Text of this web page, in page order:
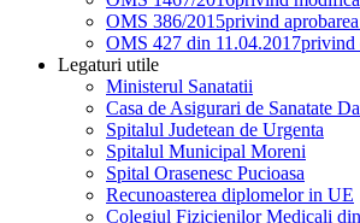
OMS 386/2015privind
OMS 427 din 11.04.2017privind
Legaturi utile
Ministerul Sanatatii
Casa de Asigurari de Sanatate
Spitalul Judetean de Urgenta
Spitalul Municipal Moreni
Spital Orasenesc Pucioasa
Recunoasterea diplomelor in UE
Colegiul Fizicienilor Medicali